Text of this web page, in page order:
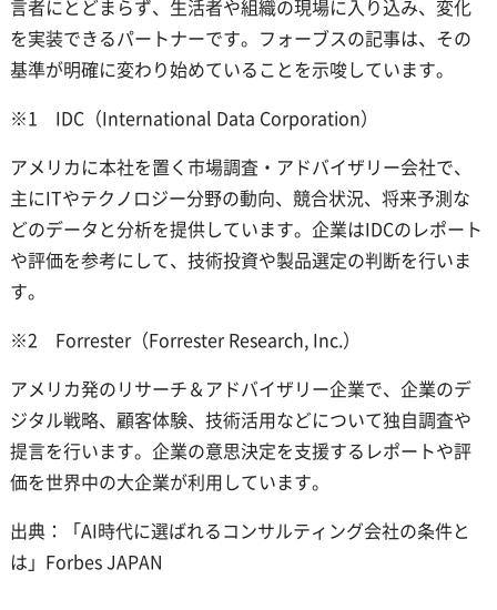
言者にとどまらず、生活者や組織の現場に入り込み、変化
を実装できるパートナーです。フォーブスの記事は、その
基準が明確に変わり始めていることを示唆しています。
※1 IDC（International Data Corporation）
アメリカに本社を置く市場調査・アドバイザリー会社で、
主にITやテクノロジー分野の動向、競合状況、将来予測な
どのデータと分析を提供しています。企業はIDCのレポート
や評価を参考にして、技術投資や製品選定の判断を行いま
す。
※2 Forrester（Forrester Research, Inc.）
アメリカ発のリサーチ＆アドバイザリー企業で、企業のデ
ジタル戦略、顧客体験、技術活用などについて独自調査や
提言を行います。企業の意思決定を支援するレポートや評
価を世界中の大企業が利用しています。
出典：「AI時代に選ばれるコンサルティング会社の条件と
は」Forbes JAPAN